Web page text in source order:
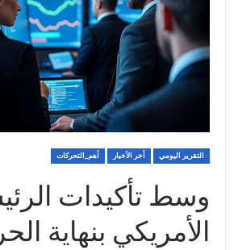
التقرير اليومي أخر الأخبار أهم_التحركات
وسط تأكيدات
الأمريكي بنهاية